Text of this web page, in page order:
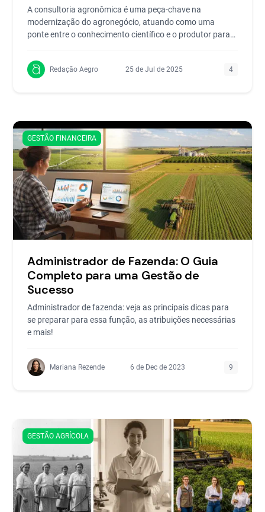
A consultoria agronômica é uma peça-chave na
modernização do agronegócio, atuando como uma
ponte entre o conhecimento científico e o produtor para
Redação Aegro 25 de Jul de 2025 4
GESTÃO FINANCEIRA
Administrador de Fazenda: O Guia
Completo para uma Gestão de
Sucesso
Administrador de fazenda: veja as principais dicas para
se preparar para essa função, as atribuições necessárias
e mais!
Mariana Rezende 6 de Dec de 2023 9
GESTÃO AGRÍCOLA